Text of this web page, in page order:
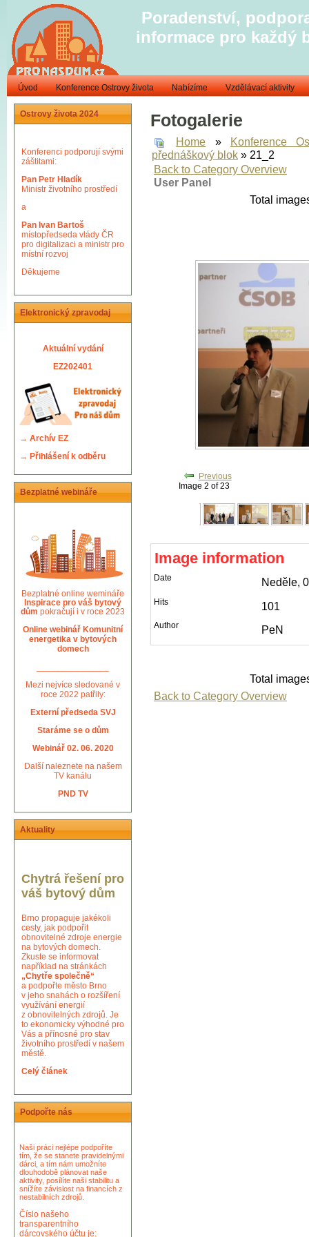
Poradenství,
informace pro každý
Úvod Konference Ostrovy života Nabízíme Vzdělávací aktivity
Ostrovy života 2024
Konferenci podporují svými
záštitami:
Pan Petr Hladík
Ministr životního prostředí
a
Pan Ivan Bartoš
místopředseda vlády ČR
pro digitalizaci a ministr pro
místní rozvoj
Děkujeme
Elektronický zpravodaj
Aktuální vydání
EZ202401
→ Archív EZ
→ Přihlášení k odběru
Bezplatné webináře
Bezplatné online wemináře
Inspirace pro váš bytový
dům pokračují i v roce 2023
Online webinář Komunitní
energetika v bytových
domech
Mezi nejvíce sledované v
roce 2022 patřily:
Externí předseda SVJ
Staráme se o dům
Webinář 02. 06. 2020
Další naleznete na našem
TV kanálu
PND TV
Aktuality
Chytrá řešení pro
váš bytový dům
Brno propaguje jakékoli
cesty, jak podpořit
obnovitelné zdroje energie
na bytových domech.
Zkuste se informovat
například na stránkách
„Chytře společně“
a podpořte město Brno
v jeho snahách o rozšíření
využívání energií
z obnovitelných zdrojů. Je
to ekonomicky výhodné pro
Vás a přínosné pro stav
životního prostředí v našem
městě.
Celý článek
Podpořte nás
Naši práci nejlépe podpoříte
tím, že se stanete pravidelnými
dárci, a tím nám umožníte
dlouhodobě plánovat naše
aktivity, posílíte naši stabilitu a
snížíte závislost na financích z
nestabilních zdrojů.
Číslo našeho
transparentního
dárcovského účtu je:
Fotogalerie
Home » Konference
přednáškový blok » 21_2
Back to Category Overview
User Panel
Total
Previous
Image 2 of 23
Image information
Date Neděle,
Hits 101
Author PeN
Total
Back to Category Overview